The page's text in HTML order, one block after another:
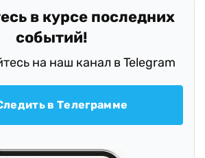
в курсе последних
событий!
на наш канал в Telegram
в Телеграмме